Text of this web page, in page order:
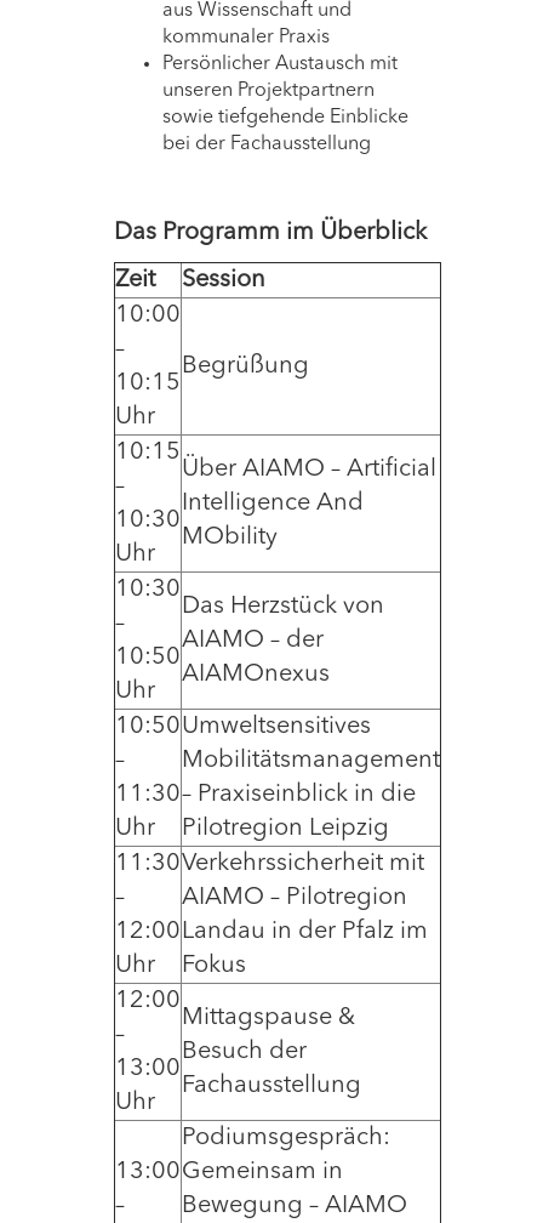
aus Wissenschaft und
kommunaler Praxis
Persönlicher Austausch mit
unseren Projektpartnern
sowie tiefgehende Einblicke
bei der Fachausstellung
Das Programm im Überblick
Zeit
Session
10:00
–
10:15
Uhr
Begrüßung
10:15
–
10:30
Uhr
Über AIAMO – Artificial
Intelligence And
MObility
10:30
–
10:50
Uhr
Das Herzstück von
AIAMO – der
AIAMOnexus
10:50
–
11:30
Uhr
Umweltsensitives
Mobilitätsmanagement
– Praxiseinblick in die
Pilotregion Leipzig
11:30
–
12:00
Uhr
Verkehrssicherheit mit
AIAMO – Pilotregion
Landau in der Pfalz im
Fokus
12:00
–
13:00
Uhr
Mittagspause &
Besuch der
Fachausstellung
13:00
–
Podiumsgespräch:
Gemeinsam in
Bewegung – AIAMO